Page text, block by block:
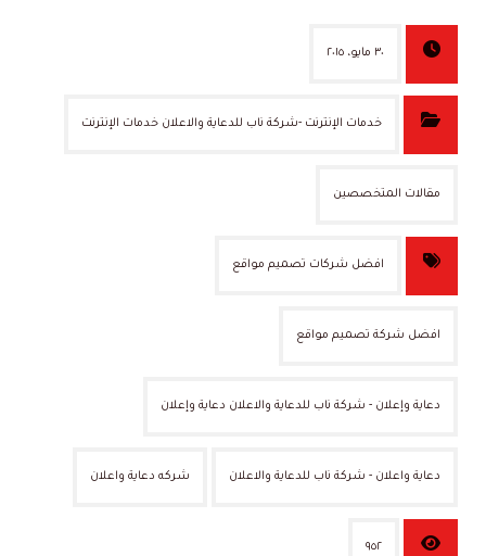
٣٠ مايو، ٢٠١٥
خدمات الإنترنت -شركة ناب للدعاية والاعلان خدمات الإنترنت
مقالات المتخصصين
افضل شركات تصميم مواقع
افضل شركة تصميم مواقع
دعاية وإعلان - شركة ناب للدعاية والاعلان دعاية وإعلان
دعاية واعلان - شركة ناب للدعاية والاعلان شركه دعاية واعلان
٩٥٢